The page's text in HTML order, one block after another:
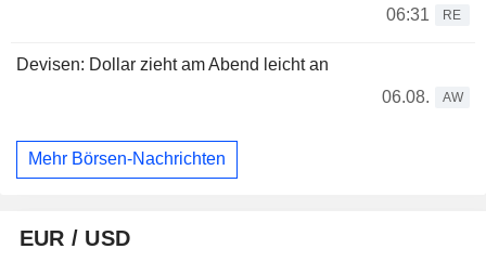
06:31
RE
Devisen: Dollar zieht am Abend leicht an
06.08.
AW
Mehr Börsen-Nachrichten
EUR / USD